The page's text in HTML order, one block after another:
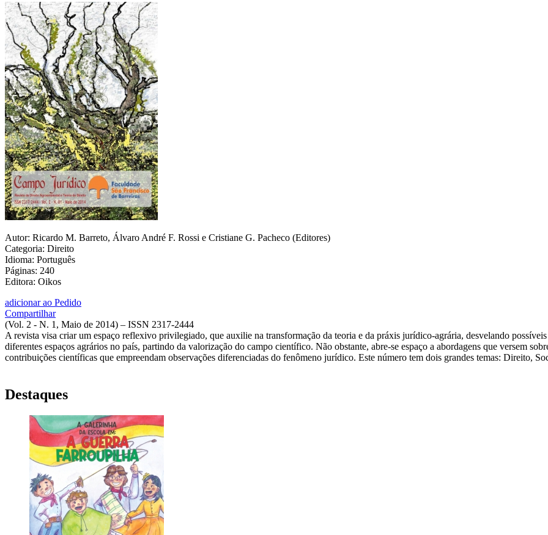
Autor: Ricardo M. Barreto, Álvaro André F. Rossi e Cristiane G. Pacheco (Editores)
Categoria: Direito
Idioma: Português
Páginas: 240
Editora: Oikos
adicionar ao Pedido
Compartilhar
(Vol. 2 - N. 1, Maio de 2014) – ISSN 2317-2444
A revista visa criar um espaço reflexivo privilegiado, que auxilie na transformação da teoria e da práxis jurídico-agrária, desvelando
diferentes espaços agrários no país, partindo da valorização do campo científico. Não obstante, abre-se espaço a abordagens que versem
contribuições científicas que empreendam observações diferenciadas do fenômeno jurídico. Este número tem dois grandes temas: Direito,
Destaques